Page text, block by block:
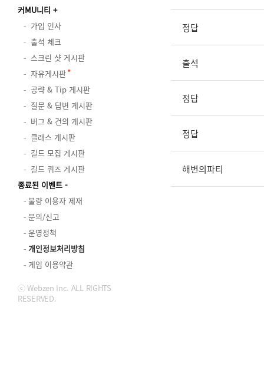
커MU니티
가입 인사
출석 체크
스크린 샷 게시판
자유게시판
공략 & Tip 게시판
질문 & 답변 게시판
버그 & 건의 게시판
클래스 게시판
길드 모집 게시판
길드 퀴즈 게시판
종료된 이벤트
불량 이용자 제재
문의/신고
운영정책
개인정보처리방침
게임 이용약관
ⓒ Webzen Inc. ALL RIGHTS
RESERVED.
정답
출석
정답
정답
해변의파티